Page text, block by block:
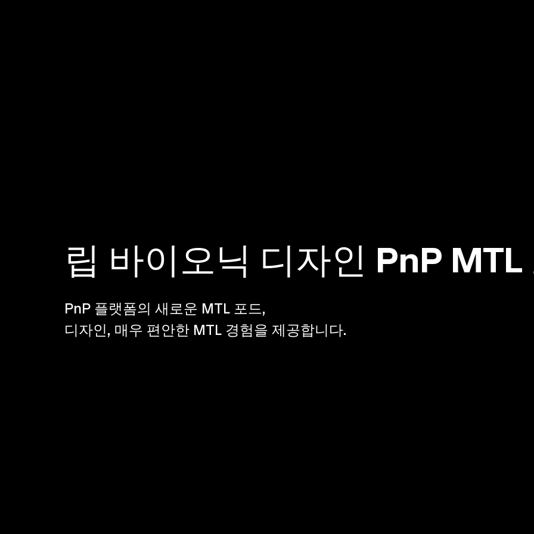
립 바이오닉 디자인 PnP MTL
PnP 플랫폼의 새로운 MTL 포드,
디자인, 매우 편안한 MTL 경험을 제공합니다.